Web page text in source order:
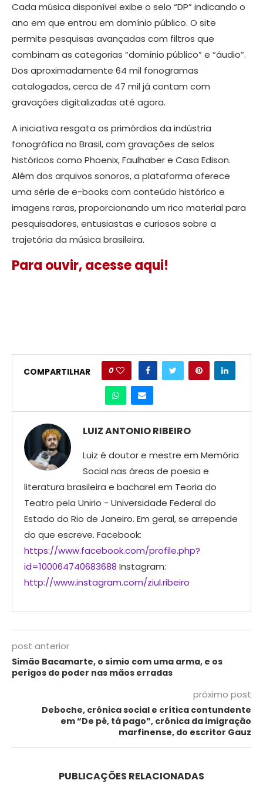
Cada música disponível exibe o selo “DP” indicando o
ano em que entrou em domínio público. O site
permite pesquisas avançadas com filtros que
combinam as categorias “domínio público” e “áudio”.
Dos aproximadamente 64 mil fonogramas
catalogados, cerca de 47 mil já contam com
gravações digitalizadas até agora.
A iniciativa resgata os primórdios da indústria
fonográfica no Brasil, com gravações de selos
históricos como Phoenix, Faulhaber e Casa Edison.
Além dos arquivos sonoros, a plataforma oferece
uma série de e-books com conteúdo histórico e
imagens raras, proporcionando um rico material para
pesquisadores, entusiastas e curiosos sobre a
trajetória da música brasileira.
Para ouvir, acesse aqui!
COMPARTILHAR 0
LUIZ ANTONIO RIBEIRO
Luiz é doutor e mestre em Memória
Social nas áreas de poesia e
literatura brasileira e bacharel em Teoria do
Teatro pela Unirio - Universidade Federal do
Estado do Rio de Janeiro. Em geral, se arrepende
do que escreve. Facebook:
https://www.facebook.com/profile.php?
id=100064740683688 Instagram:
http://www.instagram.com/ziul.ribeiro
post anterior
Simão Bacamarte, o símio com uma arma, e os
perigos do poder nas mãos erradas
próximo post
Deboche, crônica social e crítica contundente
em “De pé, tá pago”, crônica da imigração
marfinense, do escritor Gauz
PUBLICAÇÕES RELACIONADAS